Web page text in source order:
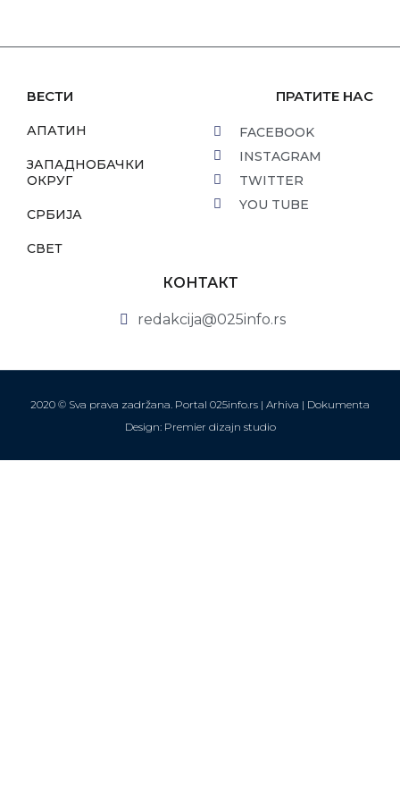
ВЕСТИ
АПАТИН
ЗАПАДНОБАЧКИ
ОКРУГ
СРБИЈА
СВЕТ
ПРАТИТЕ НАС
FACEBOOK
INSTAGRAM
TWITTER
YOU TUBE
КОНТАКТ
redakcija@025info.rs
2020 © Sva prava zadržana. Portal 025info.rs | Arhiva | Dokumenta
Design: Premier dizajn studio